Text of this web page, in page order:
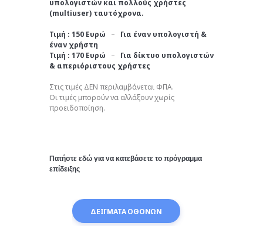
υπολογιστών και πολλούς χρήστες
(multiuser) ταυτόχρονα.
Τιμή : 150 Ευρώ – Για έναν υπολογιστή &
έναν χρήστη
Τιμή : 170 Ευρώ – Για δίκτυο υπολογιστών
& απεριόριστους χρήστες
Στις τιμές ΔΕΝ περιλαμβάνεται ΦΠΑ.
Οι τιμές μπορούν να αλλάξουν χωρίς
προειδοποίηση.
Πατήστε εδώ για να κατεβάσετε το πρόγραμμα
επίδειξης
ΔΕΙΓΜΑΤΑ ΟΘΟΝΩΝ